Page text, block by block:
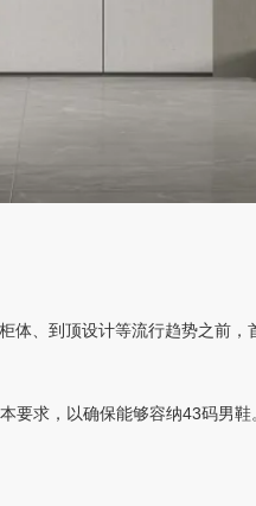
、到顶设计等流行趋势之前，
要求，以确保能够容纳43码男